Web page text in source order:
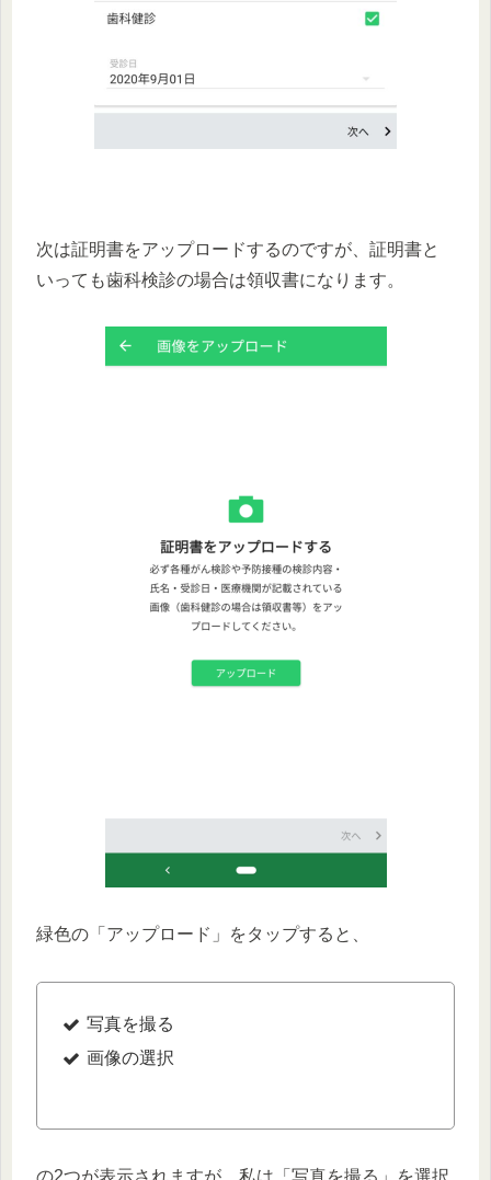
次は証明書をアップロードするのですが、証明書と
いっても歯科検診の場合は領収書になります。
緑色の「アップロード」をタップすると、
写真を撮る
画像の選択
の2つが表示されますが、私は「写真を撮る」を選択